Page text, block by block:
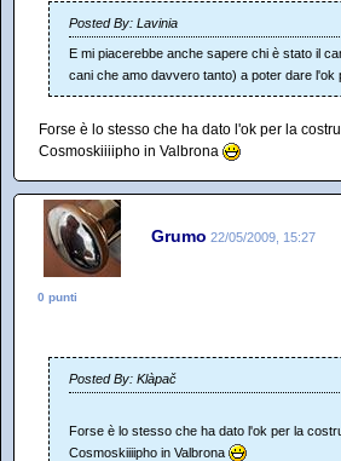
Posted By: Lavinia
E mi piacerebbe anche sapere chi è stato il
cani che amo davvero tanto) a poter dare l'ok
Forse è lo stesso che ha dato l'ok per la
Cosmoskiiiipho in Valbrona
Grumo 22/05/2009, 15:27
0 punti
Posted By: Klàpač
Forse è lo stesso che ha dato l'ok per la
Cosmoskiiiipho in Valbrona